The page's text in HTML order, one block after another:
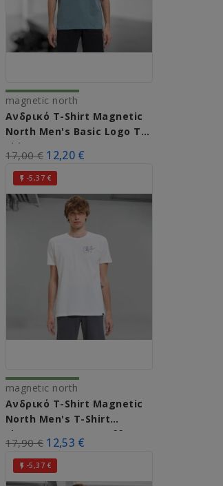
magnetic north
Ανδρικό T-Shirt Magnetic
North Men's Basic Logo T-
Shirt 50031 (Castor Grey)
17,00 € 12,20 €
 -5,37 €
magnetic north
Ανδρικό T-Shirt Magnetic
North Men's T-Shirt
Signature A51011 (Off
White)
17,90 € 12,53 €
 -5,37 €